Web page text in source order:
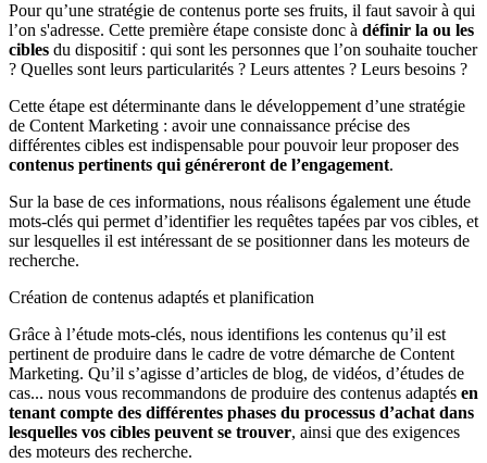
Pour qu’une stratégie de contenus porte ses fruits, il faut savoir à qui
l’on s'adresse. Cette première étape consiste donc à définir la ou les
cibles du dispositif : qui sont les personnes que l’on souhaite toucher
? Quelles sont leurs particularités ? Leurs attentes ? Leurs besoins ?
Cette étape est déterminante dans le développement d’une stratégie
de Content Marketing : avoir une connaissance précise des
différentes cibles est indispensable pour pouvoir leur proposer des
contenus pertinents qui généreront de l’engagement.
Sur la base de ces informations, nous réalisons également une étude
mots-clés qui permet d’identifier les requêtes tapées par vos cibles, et
sur lesquelles il est intéressant de se positionner dans les moteurs de
recherche.
Création de contenus adaptés et planification
Grâce à l’étude mots-clés, nous identifions les contenus qu’il est
pertinent de produire dans le cadre de votre démarche de Content
Marketing. Qu’il s’agisse d’articles de blog, de vidéos, d’études de
cas... nous vous recommandons de produire des contenus adaptés en
tenant compte des différentes phases du processus d’achat dans
lesquelles vos cibles peuvent se trouver, ainsi que des exigences
des moteurs des recherche.